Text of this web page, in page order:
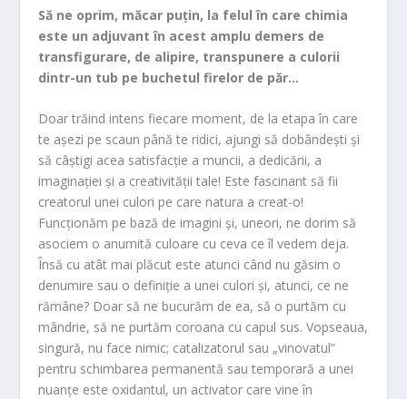
Să ne oprim, măcar puțin, la felul în care chimia
este un adjuvant în acest amplu demers de
transfigurare, de alipire, transpunere a culorii
dintr-un tub pe buchetul firelor de păr…
Doar trăind intens fiecare moment, de la etapa în care
te așezi pe scaun până te ridici, ajungi să dobândești și
să câștigi acea satisfacție a muncii, a dedicării, a
imaginației și a creativității tale! Este fascinant să fii
creatorul unei culori pe care natura a creat-o!
Funcționăm pe bază de imagini și, uneori, ne dorim să
asociem o anumită culoare cu ceva ce îl vedem deja.
Însă cu atât mai plăcut este atunci când nu găsim o
denumire sau o definiție a unei culori și, atunci, ce ne
rămâne? Doar să ne bucurăm de ea, să o purtăm cu
mândrie, să ne purtăm coroana cu capul sus. Vopseaua,
singură, nu face nimic; catalizatorul sau „vinovatul”
pentru schimbarea permanentă sau temporară a unei
nuanțe este oxidantul, un activator care vine în